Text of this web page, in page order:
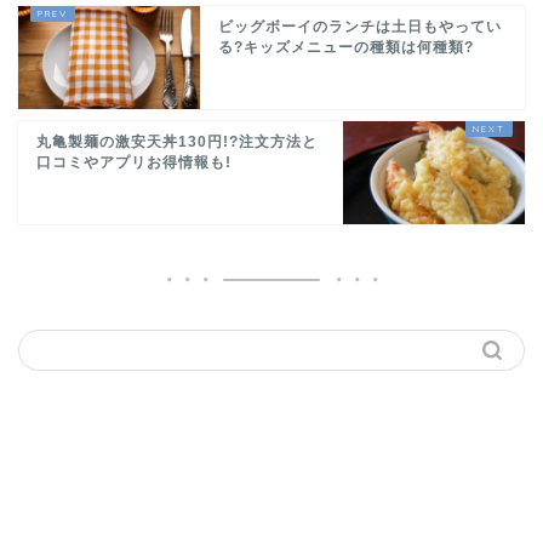
ビッグボーイのランチは土日もやってい
る?キッズメニューの種類は何種類?
丸亀製麺の激安天丼130円!?注文方法と
口コミやアプリお得情報も!